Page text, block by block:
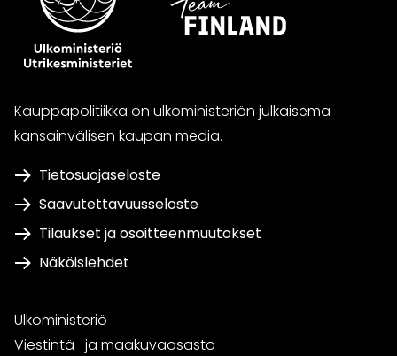
Kauppapolitiikka on ulkoministeriön julkaisema
kansainvälisen kaupan media.
Tietosuojaseloste
Saavutettavuusseloste
Tilaukset ja osoitteenmuutokset
Näköislehdet
Ulkoministeriö
Viestintä- ja maakuvaosasto